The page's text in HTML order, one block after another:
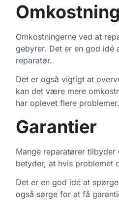
Omkostningerne ved at
gebyrer. Det er en god idé
reparatør.
Det er også vigtigt at
kan det være mere
har oplevet flere problemer.
Garantier
Mange reparatører
betyder, at hvis problemet
Det er en god idé at
også sørge for at få